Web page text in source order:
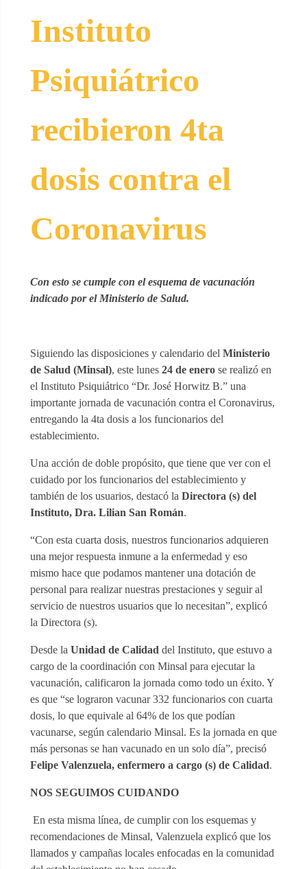
Instituto
Psiquiátrico
recibieron 4ta
dosis contra el
Coronavirus
Con esto se cumple con el esquema de vacunación
indicado por el Ministerio de Salud.
Siguiendo las disposiciones y calendario del Ministerio
de Salud (Minsal), este lunes 24 de enerose realizó en
el Instituto Psiquiátrico “Dr. José Horwitz B.” una
importante jornada de vacunación contra el Coronavirus,
entregando la 4ta dosis a los funcionarios del
establecimiento.
Una acción de doble propósito, que tiene que ver con el
cuidado por los funcionarios del establecimiento y
también de los usuarios, destacó la Directora (s) del
Instituto, Dra. Lilian San Román.
“Con esta cuarta dosis, nuestros funcionarios adquieren
una mejor respuesta inmune a la enfermedad y eso
mismo hace que podamos mantener una dotación de
personal para realizar nuestras prestaciones y seguir al
servicio de nuestros usuarios que lo necesitan”, explicó
la Directora (s).
Desde la Unidad de Calidad del Instituto, que estuvo a
cargo de la coordinación con Minsal para ejecutar la
vacunación, calificaron la jornada como todo un éxito. Y
es que “se lograron vacunar 332 funcionarios con cuarta
dosis, lo que equivale al 64% de los que podían
vacunarse, según calendario Minsal. Es la jornada en que
más personas se han vacunado en un solo día”, precisó
Felipe Valenzuela, enfermero a cargo (s) de Calidad.
NOS SEGUIMOS CUIDANDO
En esta misma línea, de cumplir con los esquemas y
recomendaciones de Minsal, Valenzuela explicó que los
llamados y campañas locales enfocadas en la comunidad